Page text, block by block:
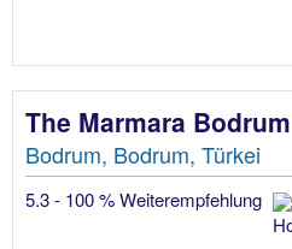
The Marmara Bodrum
Bodrum, Bodrum, Türkei
5.3 - 100 % Weiterempfehlung